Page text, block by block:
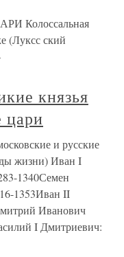
Колоссальная
(Луксс ский
князья
цари
и русские
жизни) Иван I
1340Семен
1353Иван II
Иванович
I Дмитриевич: